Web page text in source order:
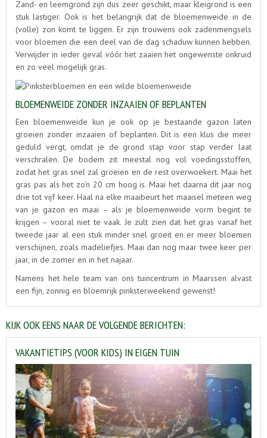
Zand- en leemgrond zijn dus zeer geschikt, maar kleigrond is een
stuk lastiger. Ook is het belangrijk dat de bloemenweide in de
(volle) zon komt te liggen. Er zijn trouwens ook zadenmengsels
voor bloemen die een deel van de dag schaduw kunnen hebben.
Verwijder in ieder geval vóór het zaaien het ongewenste onkruid
en zo veel mogelijk gras.
BLOEMENWEIDE ZONDER INZAAIEN OF BEPLANTEN
Een bloemenweide kun je ook op je bestaande gazon laten
groeien zonder inzaaien of beplanten. Dit is een klus die meer
geduld vergt, omdat je de grond stap voor stap verder laat
verschralen. De bodem zit meestal nog vol voedingsstoffen,
zodat het gras snel zal groeien en de rest overwoekert. Maai het
gras pas als het zo’n 20 cm hoog is. Maai het daarna dit jaar nog
drie tot vijf keer. Haal na elke maaibeurt het maaisel meteen weg
van je gazon en maai – als je bloemenweide vorm begint te
krijgen – vooral niet te vaak. Je zult zien dat het gras vanaf het
tweede jaar al een stuk minder snel groeit en er meer bloemen
verschijnen, zoals madeliefjes. Maai dan nog maar twee keer per
jaar, in de zomer en in het najaar.
Namens het hele team van ons tuincentrum in Maarssen alvast
een fijn, zonnig en bloemrijk pinksterweekend gewenst!
KIJK OOK EENS NAAR DE VOLGENDE BERICHTEN:
VAKANTIETIPS (VOOR KIDS) IN EIGEN TUIN